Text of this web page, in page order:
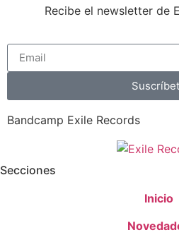
Recibe el newsletter de
Bandcamp Exile Records
Secciones
Inicio